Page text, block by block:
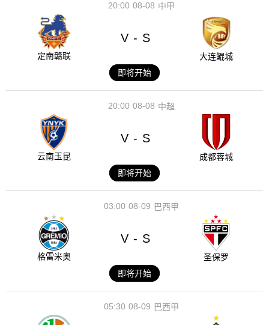
08-08
20:00 中甲
定南赣联
V - S
大连鲲城
即将开始
08-08
20:00 中超
云南玉昆
V - S
成都蓉城
即将开始
08-09
03:00 巴西甲
格雷米奥
V - S
圣保罗
即将开始
08-09
05:30 巴西甲